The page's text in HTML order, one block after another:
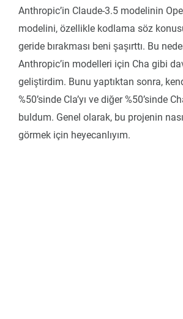
Anthropic’in Claude-3.5 modelinin
modelini, özellikle kodlama söz
geride bırakması beni şaşırttı. Bu
Anthropic’in modelleri için Cha gibi
geliştirdim. Bunu yaptıktan sonra,
%50’sinde Cla’yı ve diğer %50’sinde
buldum. Genel olarak, bu projenin
görmek için heyecanlıyım.